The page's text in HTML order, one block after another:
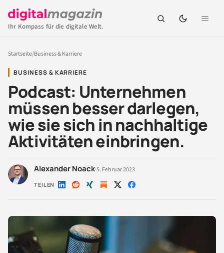
Ihr Kompass für die digitale Welt.
Startseite/Business & Karriere
BUSINESS & KARRIERE
Podcast: Unternehmen
müssen besser darlegen,
wie sie sich in nachhaltige
Aktivitäten einbringen.
Alexander Noack·5. Februar 2023
TEILEN Auf Auf Auf Auf Auf